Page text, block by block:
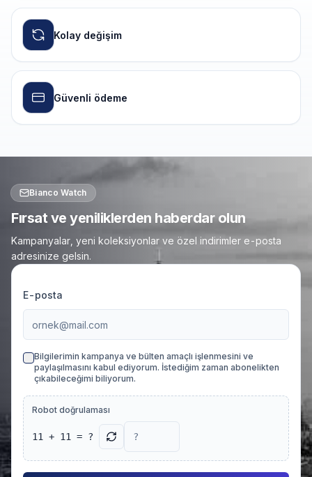
Kolay değişim
Güvenli ödeme
Bianco Watch
Fırsat ve yeniliklerden haberdar olun
Kampanyalar, yeni koleksiyonlar ve özel indirimler e-posta
adresinize gelsin.
E-posta
Bilgilerimin kampanya ve bülten amaçlı işlenmesini ve
paylaşılmasını kabul ediyorum. İstediğim zaman abonelikten
çıkabileceğimi biliyorum.
Robot doğrulaması
11 + 11 = ?